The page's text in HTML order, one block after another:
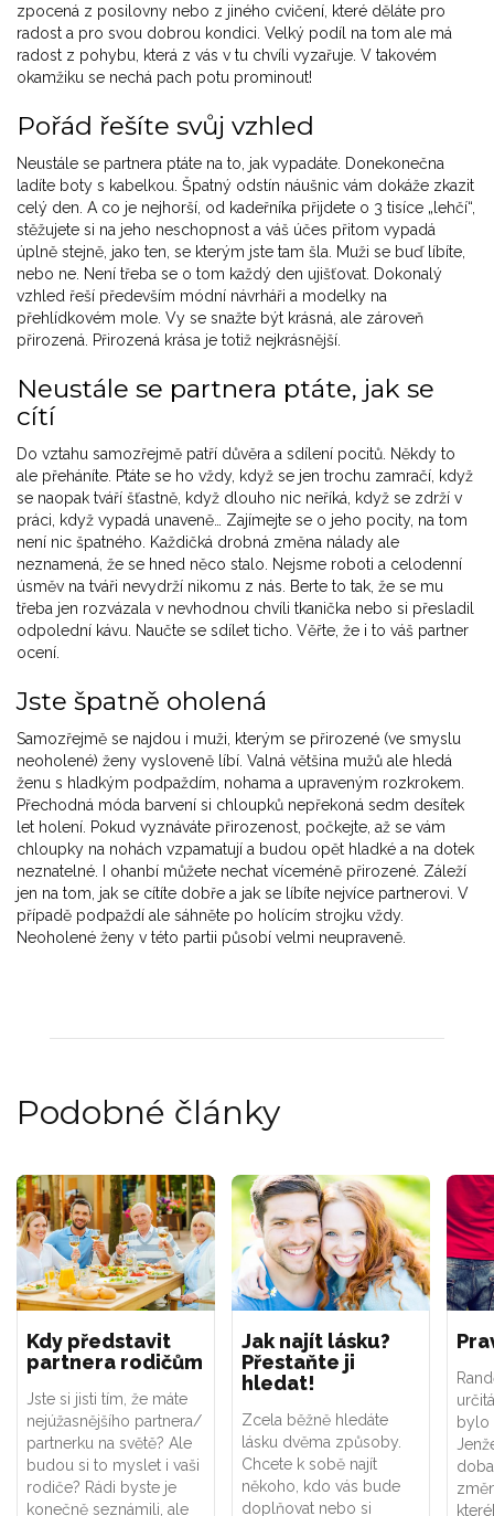
zpocená z posilovny nebo z jiného cvičení, které děláte pro
radost a pro svou dobrou kondici. Velký podíl na tom ale má
radost z pohybu, která z vás v tu chvíli vyzařuje. V takovém
okamžiku se nechá pach potu prominout!
Pořád řešíte svůj vzhled
Neustále se partnera ptáte na to, jak vypadáte. Donekonečna
ladíte boty s kabelkou. Špatný odstín náušnic vám dokáže zkazit
celý den. A co je nejhorší, od kadeřníka přijdete o 3 tisíce „lehčí“,
stěžujete si na jeho neschopnost a váš účes přitom vypadá
úplně stejně, jako ten, se kterým jste tam šla. Muži se buď líbíte,
nebo ne. Není třeba se o tom každý den ujišťovat. Dokonalý
vzhled řeší především módní návrháři a modelky na
přehlídkovém mole. Vy se snažte být krásná, ale zároveň
přirozená. Přirozená krása je totiž nejkrásnější.
Neustále se partnera ptáte, jak se
cítí
Do vztahu samozřejmě patří důvěra a sdílení pocitů. Někdy to
ale přeháníte. Ptáte se ho vždy, když se jen trochu zamračí, když
se naopak tváří šťastně, když dlouho nic neříká, když se zdrží v
práci, když vypadá unaveně… Zajímejte se o jeho pocity, na tom
není nic špatného. Každičká drobná změna nálady ale
neznamená, že se hned něco stalo. Nejsme roboti a celodenní
úsměv na tváři nevydrží nikomu z nás. Berte to tak, že se mu
třeba jen rozvázala v nevhodnou chvíli tkanička nebo si přesladil
odpolední kávu. Naučte se sdílet ticho. Věřte, že i to váš partner
ocení.
Jste špatně oholená
Samozřejmě se najdou i muži, kterým se přirozené (ve smyslu
neoholené) ženy vysloveně líbí. Valná většina mužů ale hledá
ženu s hladkým podpaždím, nohama a upraveným rozkrokem.
Přechodná móda barvení si chloupků nepřekoná sedm desítek
let holení. Pokud vyznáváte přirozenost, počkejte, až se vám
chloupky na nohách vzpamatují a budou opět hladké a na dotek
neznatelné. I ohanbí můžete nechat víceméně přirozené. Záleží
jen na tom, jak se cítíte dobře a jak se líbíte nejvíce partnerovi. V
případě podpaždí ale sáhněte po holícím strojku vždy.
Neoholené ženy v této partii působí velmi neupraveně.
Podobné články
Kdy představit
partnera rodičům
Jste si jisti tím, že máte
nejúžasnějšího partnera/
partnerku na světě? Ale
budou si to myslet i vaši
rodiče? Rádi byste je
konečně seznámili, ale
Jak najít lásku?
Přestaňte ji
hledat!
Zcela běžně hledáte
lásku dvěma způsoby.
Chcete k sobě najít
někoho, kdo vás bude
doplňovat nebo si
bylo